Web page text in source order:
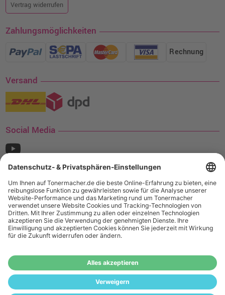
Vertrag widerrufen
Zahlungsmöglichkeiten
Rechnung
Versand
Social Media
¹ Nur gültig für den Versand innerhalb Deutschlands. Befindet sich ein Warenwert
von mindestens 35€ (inkl. Mwst.) an Ampertec Artikeln in Ihrem Warenkorb, ist der
Versand für Sie kostenfrei.
Das Angebot von tonermacher.de richtet sich
nicht an Wiederverkäufer. Wenn Sie Wiederverkäufer sind,